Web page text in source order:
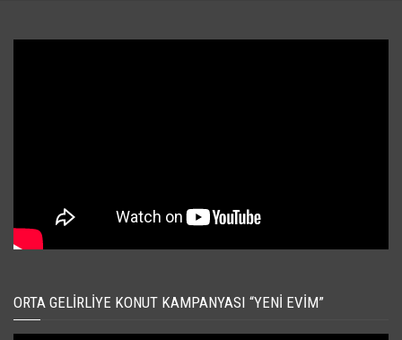
ORTA GELIRLIYE KONUT KAMPANYASI “YENI EVIM”